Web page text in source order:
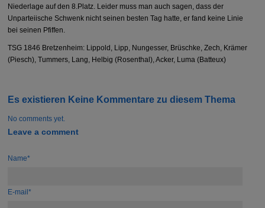
Niederlage auf den 8.Platz. Leider muss man auch sagen, dass der
Unparteiische Schwenk nicht seinen besten Tag hatte, er fand keine Linie
bei seinen Pfiffen.
TSG 1846 Bretzenheim: Lippold, Lipp, Nungesser, Brüschke, Zech, Krämer
(Piesch), Tummers, Lang, Helbig (Rosenthal), Acker, Luma (Batteux)
Es existieren Keine Kommentare zu diesem Thema
No comments yet.
Leave a comment
Name*
E-mail*